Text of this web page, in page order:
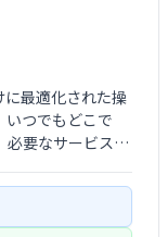
最適化された操
いつでもどこで
必要なサービスを